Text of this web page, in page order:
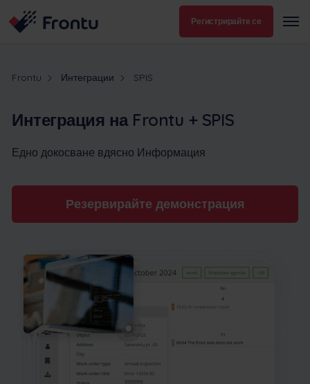
Регистрирайте се
Frontu Интеграции SPIS
Интеграция на Frontu + SPIS
Едно докосване вдясно Информация
Резервирайте демонстрация